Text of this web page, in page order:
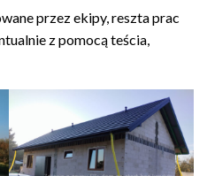
przez ekipy, reszta prac
z pomocą teścia,